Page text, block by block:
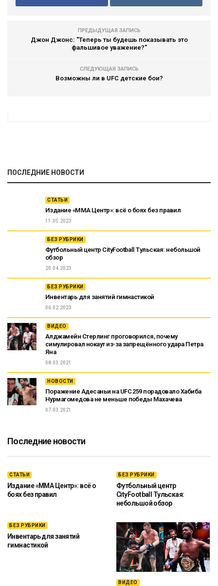
ПРЕДЫДУЩАЯ ЗАПИСЬ
Джон Джонс: "Теперь ты будешь показывать это
фальшивое уважение?"
СЛЕДУЮЩАЯ ЗАПИСЬ
Возможны ли в UFC детские бои?
ПОСЛЕДНИЕ НОВОСТИ
СТАТЬИ
Издание «ММА Центр»: всё о боях без правил
11.05.2023
БЕЗ РУБРИКИ
Футбольный центр CityFootball Тульская: небольшой
обзор
20.04.2023
БЕЗ РУБРИКИ
Инвентарь для занятий гимнастикой
06.02.2023
ВИДЕО
Алджамейн Стерлинг проговорился, почему
симулировал нокаут из-за запрещённого удара Петра
Яна
08.03.2021
НОВОСТИ
Поражение Адесаньи на UFC 259 порадовало Хабиба
Нурмагомедова не меньше победы Махачева
07.03.2021
Последние новости
СТАТЬИ
Издание «ММА Центр»: всё о
боях без правил
БЕЗ РУБРИКИ
Футбольный центр
CityFootball Тульская:
небольшой обзор
БЕЗ РУБРИКИ
Инвентарь для занятий
гимнастикой
ВИДЕО